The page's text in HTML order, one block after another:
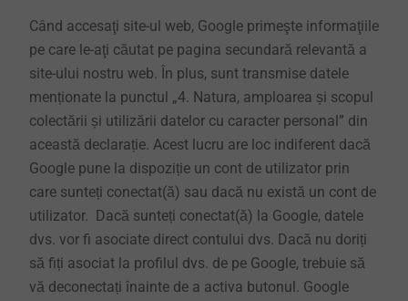
Când accesaţi site-ul web, Google primeşte informaţiile
pe care le-aţi căutat pe pagina secundară relevantă a
site-ului nostru web. În plus, sunt transmise datele
menționate la punctul „4. Natura, amploarea și scopul
colectării și utilizării datelor cu caracter personal” din
această declarație. Acest lucru are loc indiferent dacă
Google pune la dispoziție un cont de utilizator prin
care sunteți conectat(ă) sau dacă nu există un cont de
utilizator. Dacă sunteți conectat(ă) la Google, datele
dvs. vor fi asociate direct contului dvs. Dacă nu doriți
să fiți asociat la profilul dvs. de pe Google, trebuie să
vă deconectați înainte de a activa butonul. Google